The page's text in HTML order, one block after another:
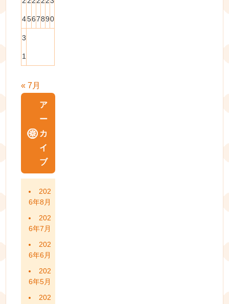
4567890
3
1
« 7月
ア
ー
カ
イ
ブ
202
6年8月
202
6年7月
202
6年6月
202
6年5月
202